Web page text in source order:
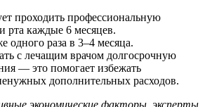
проходить профессиональную
рта каждые 6 месяцев.
одного раза в 3–4 месяца.
с лечащим врачом долгосрочную
— это помогает избежать
дополнительных расходов.
экономические факторы, эксперты